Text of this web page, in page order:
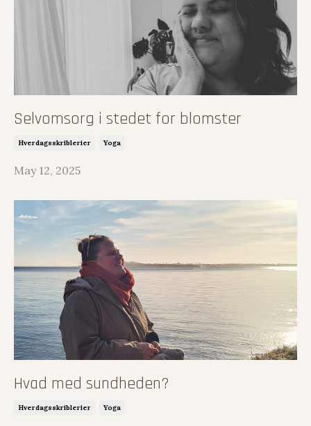
Selvomsorg i stedet for blomster
Hverdagsskriblerier Yoga
May 12, 2025
Hvad med sundheden?
Hverdagsskriblerier Yoga